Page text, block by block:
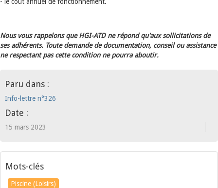
Nous vous rappelons que HGI-ATD ne répond qu'aux sollicitations de
ses adhérents. Toute demande de documentation, conseil ou assistance
ne respectant pas cette condition ne pourra aboutir.
Paru dans :
Info-lettre n°326
Date :
15 mars 2023
Mots-clés
Piscine (Loisirs)